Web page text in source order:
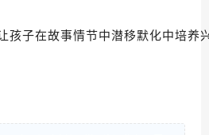
孩子在故事情节中潜移默化中培养